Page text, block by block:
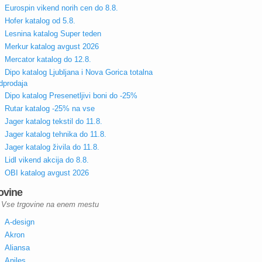
Eurospin vikend norih cen do 8.8.
Hofer katalog od 5.8.
Lesnina katalog Super teden
Merkur katalog avgust 2026
Mercator katalog do 12.8.
Dipo katalog Ljubljana i Nova Gorica totalna
Dipo katalog Presenetljivi boni do -25%
Rutar katalog -25% na vse
Jager katalog tekstil do 11.8.
Jager katalog tehnika do 11.8.
Jager katalog živila do 11.8.
Lidl vikend akcija do 8.8.
OBI katalog avgust 2026
Vse trgovine na enem mestu
A-design
Akron
Aliansa